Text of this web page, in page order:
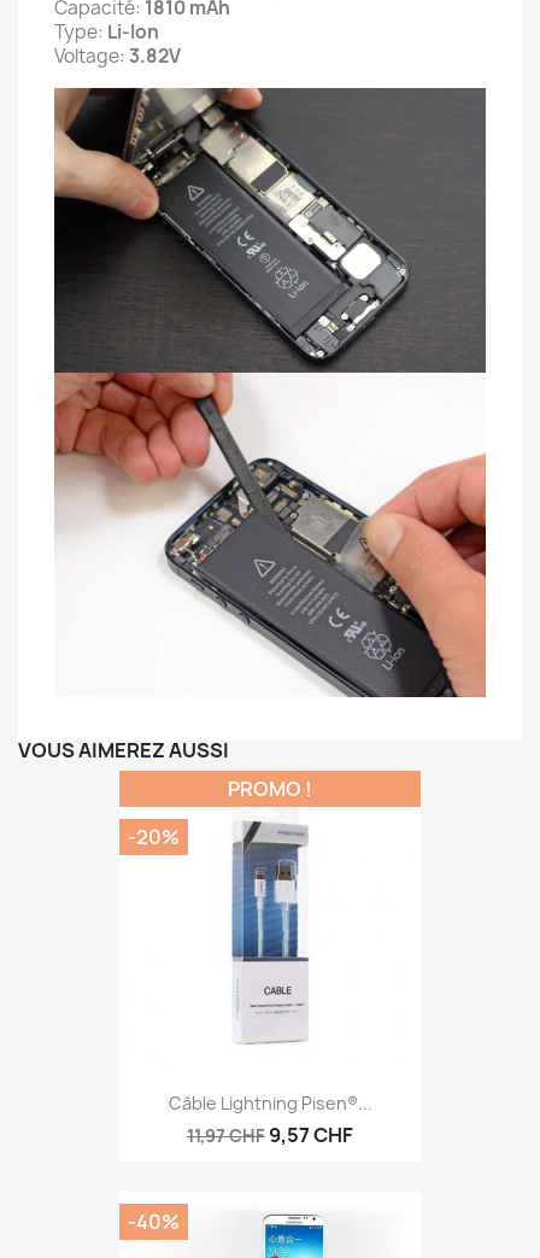
Capacité: 1810 mAh
Type: Li-Ion
Voltage: 3.82V
VOUS AIMEREZ AUSSI
Câble Lightning Pisen®...
11,97 CHF 9,57 CHF
PROMO !
-20%
-40%